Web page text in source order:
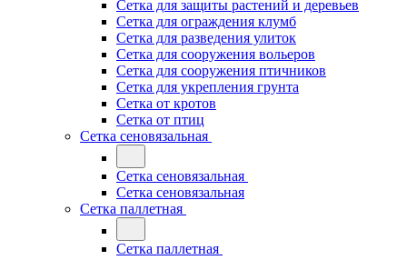
Сетка для защиты растений и деревьев
Сетка для ограждения клумб
Сетка для разведения улиток
Сетка для сооружения вольеров
Сетка для сооружения птичников
Сетка для укрепления грунта
Сетка от кротов
Сетка от птиц
Сетка сеновязальная
Сетка сеновязальная
Сетка сеновязальная
Сетка паллетная
Сетка паллетная